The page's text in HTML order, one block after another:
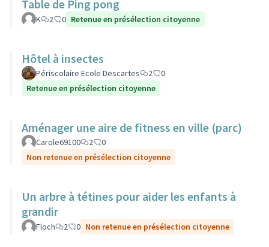
Table de Ping pong
K 2 0 Retenue en présélection citoyenne
Hôtel à insectes
Périscolaire Ecole Descartes 2
0
Retenue en présélection citoyenne
Aménager une aire de fitness en ville (parc)
Carole69100 2
0
Non retenue en présélection citoyenne
Un arbre à tétines pour aider les enfants à
grandir
Floch 2 0 Non retenue en présélection citoyenne